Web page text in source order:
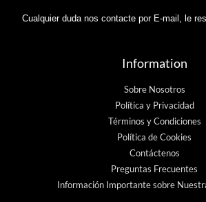
Cualquier duda nos contacte por E-mail, le
Information
Sobre Nosotros
Política y Privacidad
Términos y Condiciones
Política de Cookies
Contáctenos
Preguntas Frecuentes
Información Importante sobre